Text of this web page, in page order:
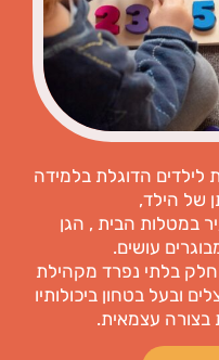
לילדים הדוגלת בלמידה
של הילד,
במטלות הבית , הגן
עושים.
בלתי נפרד מקהילת
ובעל בטחון ביכולותיו
בצורה עצמאית.